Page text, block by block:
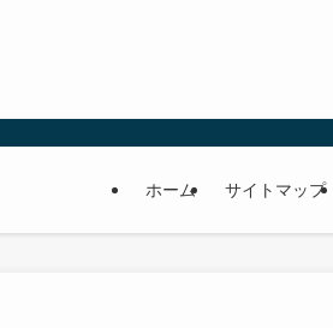
ホーム サイトマップ